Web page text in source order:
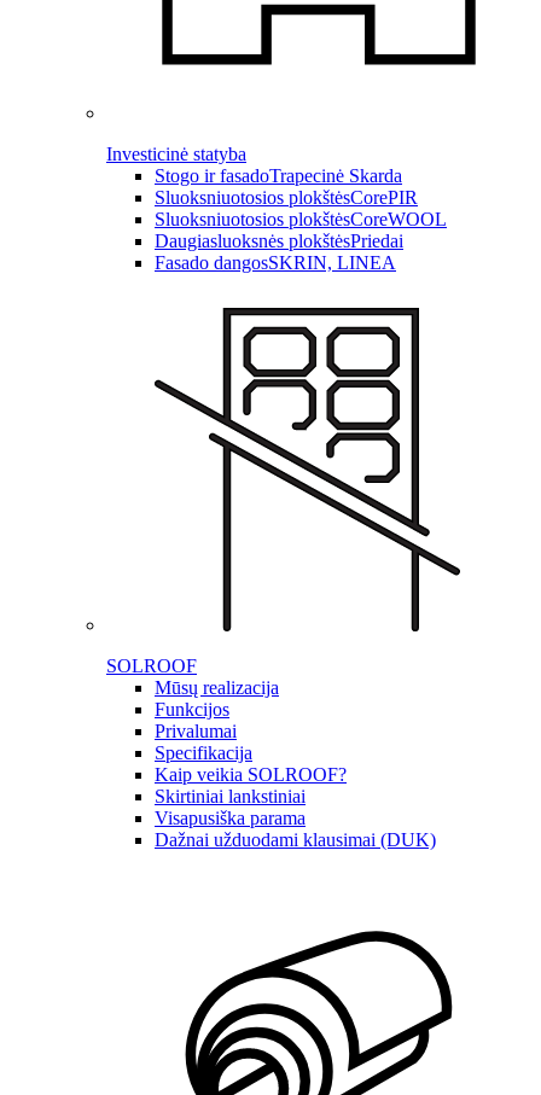
Investicinė statyba
Stogo ir fasadoTrapecinė Skarda
Sluoksniuotosios plokštėsCorePIR
Sluoksniuotosios plokštėsCoreWOOL
Daugiasluoksnės plokštėsPriedai
Fasado dangosSKRIN, LINEA
SOLROOF
Mūsų realizacija
Funkcijos
Privalumai
Specifikacija
Kaip veikia SOLROOF?
Skirtiniai lankstiniai
Visapusiška parama
Dažnai užduodami klausimai (DUK)